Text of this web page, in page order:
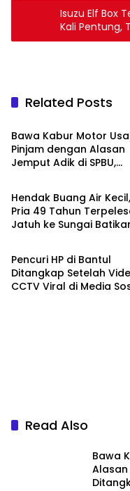
Isuzu Elf Box
Kali Pentung,
Related Posts
Berita
Bawa Kabur Motor
Pinjam dengan Alasan
Jemput Adik di SPBU,
Berita
Hendak Buang Air Kecil,
Pria 49 Tahun
Jatuh ke Sungai
Berita
Pencuri HP di Bantul
Ditangkap Setelah
CCTV Viral di Media
Read Also
Bawa
Alasan